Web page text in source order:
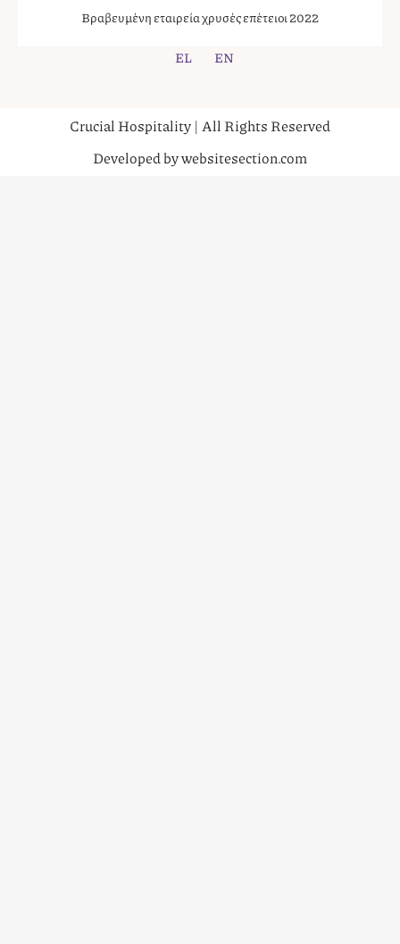
Βραβευμένη εταιρεία χρυσές επέτειοι 2022
EL EN
Crucial Hospitality | All Rights Reserved
Developed by websitesection.com